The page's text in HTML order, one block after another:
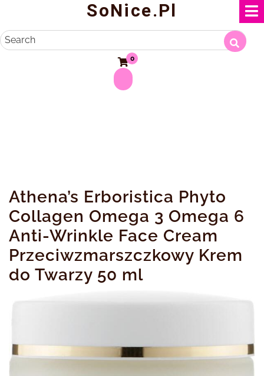
content
SoNice.pl
Search
0
Athena’s Erboristica Phyto
Collagen Omega 3 Omega 6
Anti-Wrinkle Face Cream
Przeciwzmarszczkowy Krem ​​
do Twarzy 50 ml